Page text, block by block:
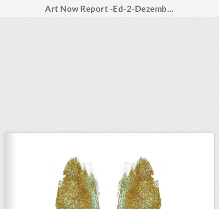
Art Now Report -Ed-2-Dezembro 2023 -